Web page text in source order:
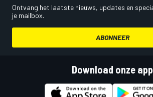
Ontvang het laatste nieuws, updates en
je mailbox.
ABONNEER
Download onze app